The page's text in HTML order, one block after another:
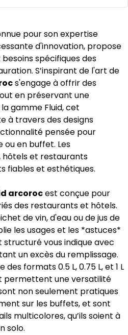
pour son expertise
d'innovation, propose
spécifiques des
S’inspirant de l'art de
s'engage à offrir des
en préservant une
gamme Fluid, cet
à travers des designs
pensée pour
ou en buffet. Les
hôtels et restaurants
fiables et esthétiques.
arcorocest conçue pour
des restaurants et hôtels.
de vin, d'eau ou de jus de
les usages et les *astuces*
structuré vous indique avec
un excès du remplissage.
formats 0.5 L, 0.75 L, et 1 L
permettent une versatilité
non seulement pratiques
sur les buffets, et sont
multicolores, qu’ils soient à
solo.